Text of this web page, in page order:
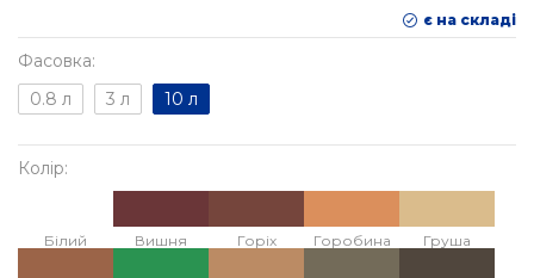
є на складі
Фасовка:
0.8 л
3 л 10 л
Колір:
Білий Вишня Горіх Горобина Груша